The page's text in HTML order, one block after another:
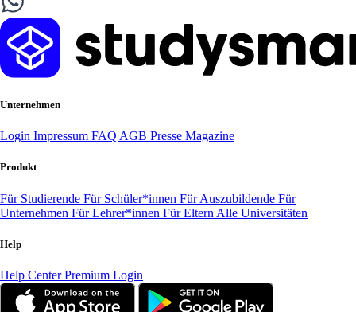
Unternehmen
Login Impressum FAQ AGB Presse Magazine
Produkt
Für Studierende Für Schüler*innen Für Auszubildende Für
Unternehmen Für Lehrer*innen Für Eltern Alle Universitäten
Help
Help CenterPremium Login